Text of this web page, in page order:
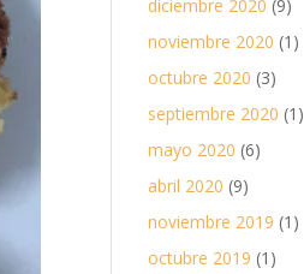
diciembre 2020 (9)
noviembre 2020 (1)
octubre 2020 (3)
septiembre 2020 (1)
mayo 2020 (6)
abril 2020 (9)
noviembre 2019 (1)
octubre 2019 (1)